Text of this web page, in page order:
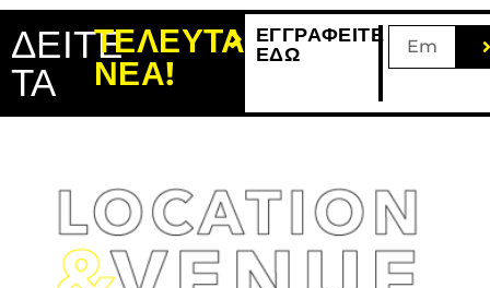
ΔΕΙΤΕ
ΤΑ
ΤΕΛΕΥΤΑΙΑ
ΝΕΑ!
ΕΓΓΡΑΦΕΙΤΕ
ΕΔΩ